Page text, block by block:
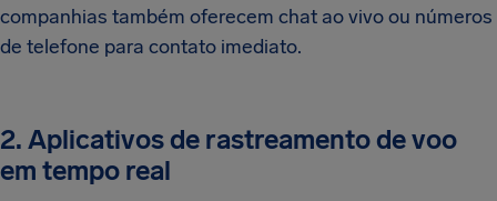
companhias também oferecem chat ao vivo ou números
de telefone para contato imediato.
2. Aplicativos de rastreamento de voo
em tempo real